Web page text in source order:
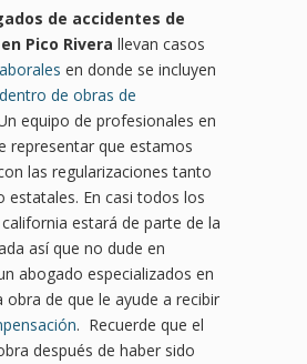
de accidentes de
Pico Rivera llevan casos
en donde se incluyen
de obras de
equipo de profesionales en
representar que estamos
las regularizaciones tanto
estatales. En casi todos los
estará de parte de la
así que no dude en
abogado especializados en
obra de que le ayude a recibir
. Recuerde que el
después de haber sido